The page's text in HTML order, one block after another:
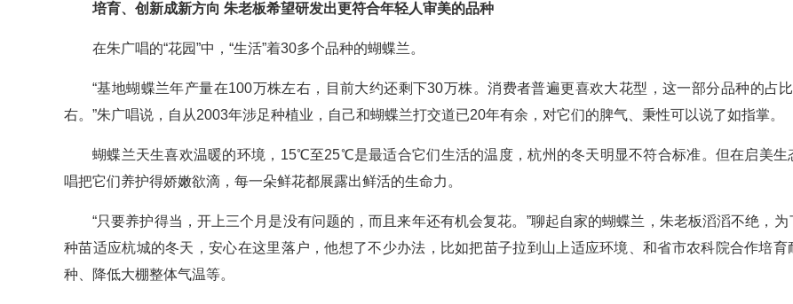
培育、创新成新方向 朱老板希望研发出更符合年轻人审美的品种
在朱广唱的“花园”中，“生活”着30多个品种的蝴蝶兰。
“基地蝴蝶兰年产量在100万株左右，目前大约还剩下30万株。消费者普遍更喜欢大花型，这一部分品种的占
右。”朱广唱说，自从2003年涉足种植业，自己和蝴蝶兰打交道已20年有余，对它们的脾气、秉性可以说了如指掌。
蝴蝶兰天生喜欢温暖的环境，15℃至25℃是最适合它们生活的温度，杭州的冬天明显不符合标准。但在启美生
唱把它们养护得娇嫩欲滴，每一朵鲜花都展露出鲜活的生命力。
“只要养护得当，开上三个月是没有问题的，而且来年还有机会复花。”聊起自家的蝴蝶兰，朱老板滔滔不绝，为
种苗适应杭城的冬天，安心在这里落户，他想了不少办法，比如把苗子拉到山上适应环境、和省市农科院合作培育
种、降低大棚整体气温等。